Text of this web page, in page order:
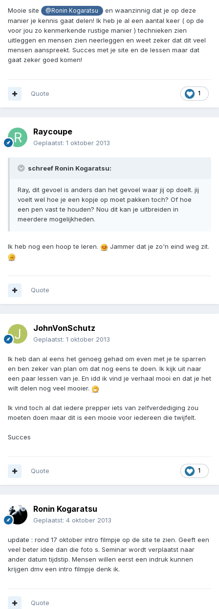
Mooie site @Ronin Kogaratsu
en waanzinnig dat je op deze
manier je kennis gaat delen! Ik heb je al een aantal keer ( op de
voor jou zo kenmerkende rustige manier ) technieken zien
uitleggen en mensen zien neerleggen en weet zeker dat dit veel
mensen aanspreekt. Succes met je site en de lessen maar dat
gaat zeker goed komen!
1
Quote
Raycoupe
Geplaatst: 1 oktober 2013
schreef Ronin Kogaratsu:
Ray, dit gevoel is anders dan het gevoel waar jij op doelt. jij
voelt wel hoe je een kopje op moet pakken toch? Of hoe
een pen vast te houden? Nou dit kan je uitbreiden in
meerdere mogelijkheden.
Ik heb nog een hoop te leren. Jammer dat je zo'n eind weg zit.
Quote
JohnVonSchutz
Geplaatst: 1 oktober 2013
Ik heb dan al eens het genoeg gehad om even met je te sparren
en ben zeker van plan om dat nog eens te doen. Ik kijk uit naar
een paar lessen van je. En idd ik vind je verhaal mooi en dat je het
wilt delen nog veel mooier.
Ik vind toch al dat iedere prepper iets van zelfverdediging zou
moeten doen maar dit is een mooie voor iedereen die twijfelt.
Succes
1
Quote
Ronin Kogaratsu
Geplaatst: 4 oktober 2013
update : rond 17 oktober intro filmpje op de site te zien. Geeft een
veel beter idee dan die foto s. Seminar wordt verplaatst naar
ander datum tijdstip. Mensen willen eerst een indruk kunnen
krijgen dmv een intro filmpje denk ik.
Quote